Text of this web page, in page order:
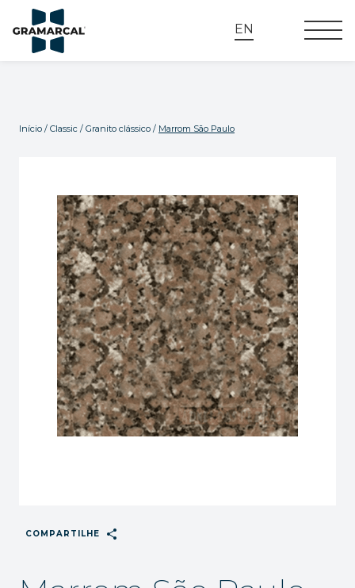
EN
Início / Classic / Granito clássico / Marrom São Paulo
COMPARTILHE share